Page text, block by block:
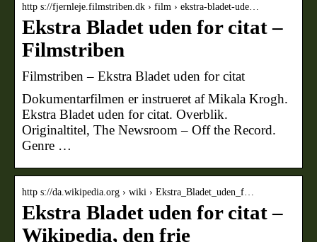
http s://fjernleje.filmstriben.dk › film › ekstra-bladet-ude…
Ekstra Bladet uden for citat –
Filmstriben
Filmstriben – Ekstra Bladet uden for citat
Dokumentarfilmen er instrueret af Mikala Krogh.
Ekstra Bladet uden for citat. Overblik.
Originaltitel, The Newsroom – Off the Record.
Genre …
http s://da.wikipedia.org › wiki › Ekstra_Bladet_uden_f…
Ekstra Bladet uden for citat –
Wikipedia, den frie